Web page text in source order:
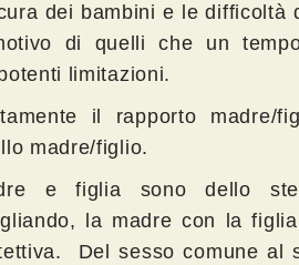
dei bambini e le difficoltà
di quelli che un
limitazioni.
il rapporto madre/
madre/figlio.
e figlia sono dello
la madre con la
Del sesso comune al